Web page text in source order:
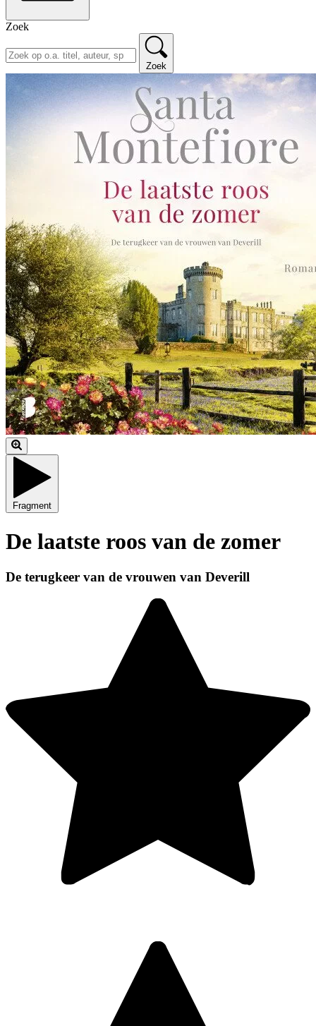
Zoek
Zoek
Fragment
De laatste roos van de zomer
De terugkeer van de vrouwen van Deverill